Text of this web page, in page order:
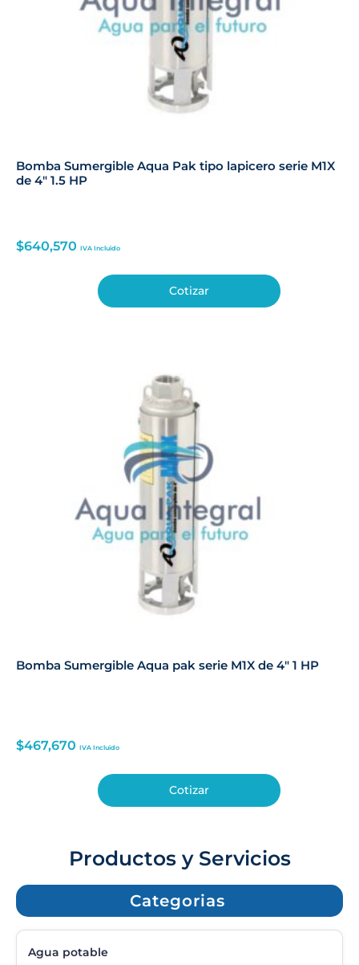
Bomba Sumergible Aqua Pak tipo lapicero serie M1X
de 4″ 1.5 HP
$640,570 IVA Incluido
Cotizar
Bomba Sumergible Aqua pak serie M1X de 4″ 1 HP
$467,670 IVA Incluido
Cotizar
Productos y Servicios
Categorias
Agua potable